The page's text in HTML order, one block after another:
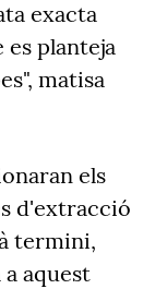
exacta
planteja
matisa
els
d'extracció
termini,
aquest